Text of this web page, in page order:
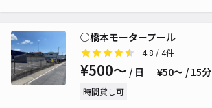
○橋本モータープール
4.8 / 4件
¥500〜 / 日 ¥50〜 / 15分
時間貸し可